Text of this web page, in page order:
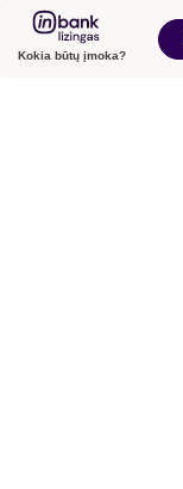
Kokia būtų įmoka?